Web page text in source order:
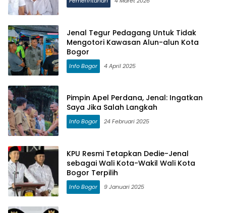
Jenal Tegur Pedagang Untuk Tidak
Mengotori Kawasan Alun-alun Kota
Bogor
Info Bogor 4 April 2025
Pimpin Apel Perdana, Jenal: Ingatkan
Saya Jika Salah Langkah
Info Bogor 24 Februari 2025
KPU Resmi Tetapkan Dedie-Jenal
sebagai Wali Kota-Wakil Wali Kota
Bogor Terpilih
Info Bogor 9 Januari 2025